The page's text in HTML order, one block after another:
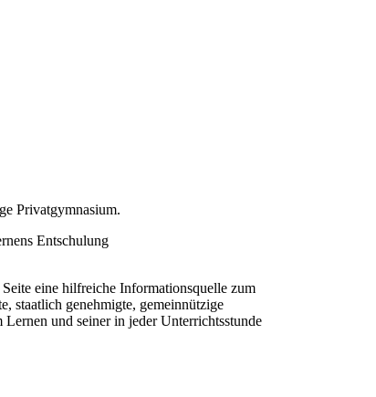
Privatgymnasium.
Entschulung
eine hilfreiche Informationsquelle zum
staatlich genehmigte, gemeinnützige
und seiner in jeder Unterrichtsstunde